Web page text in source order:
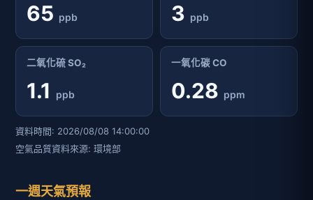
65 ppb 3 ppb
二氧化硫 SO₂
1.1 ppb
一氧化碳 CO
0.28 ppm
資料時間: 2026/08/08 14:00:00
空氣品質資料來源: 環境部
一週天氣預報